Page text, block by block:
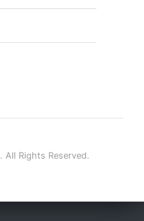
. All Rights Reserved.